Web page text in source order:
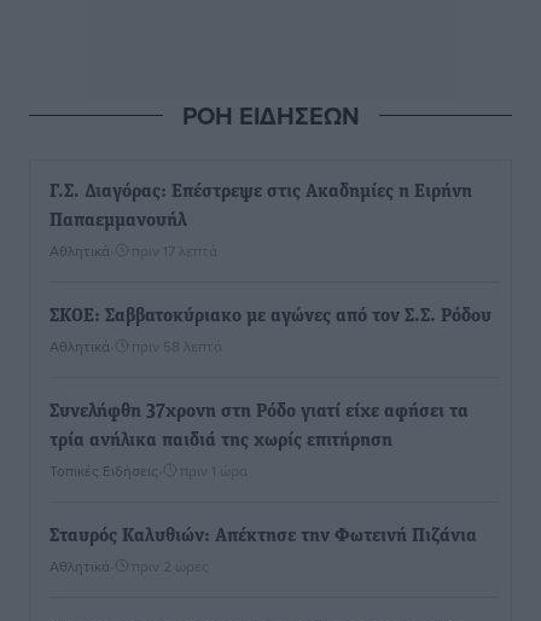
ΡΟΗ ΕΙΔΗΣΕΩΝ
Γ.Σ. Διαγόρας: Επέστρεψε στις Ακαδημίες η Ειρήνη
Παπαεμμανουήλ
Αθλητικά πριν 17 λεπτά
ΣΚΟΕ: Σαββατοκύριακο με αγώνες από τον Σ.Σ. Ρόδου
Αθλητικά πριν 58 λεπτά
Συνελήφθη 37χρονη στη Ρόδο γιατί είχε αφήσει τα
τρία ανήλικα παιδιά της χωρίς επιτήρηση
Τοπικές Ειδήσεις πριν 1 ώρα
Σταυρός Καλυθιών: Απέκτησε την Φωτεινή Πιζάνια
Αθλητικά πριν 2 ώρες